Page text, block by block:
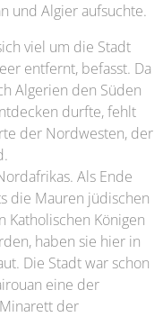
und Algier aufsuchte.
viel um die Stadt
entfernt, befasst. Da
Algerien den Süden
durfte, fehlt
der Nordwesten, der
Als Ende
die Mauren jüdischen
Katholischen Königen
haben sie hier in
Die Stadt war schon
eine der
der